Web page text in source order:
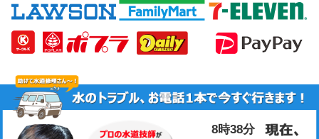
8時39分